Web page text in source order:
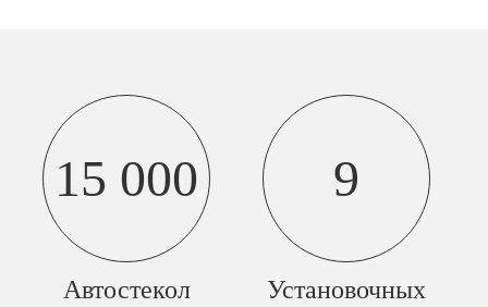
15 000
Автостекол
9
Установочных